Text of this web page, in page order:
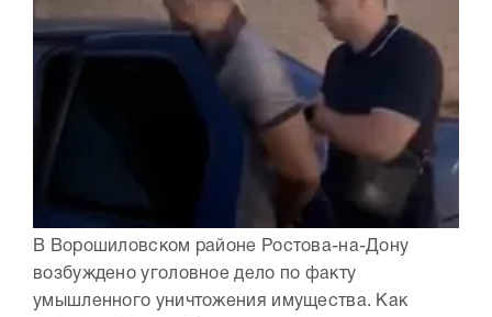
В Ворошиловском районе Ростова-на-Дону
возбуждено уголовное дело по факту
умышленного уничтожения имущества. Как